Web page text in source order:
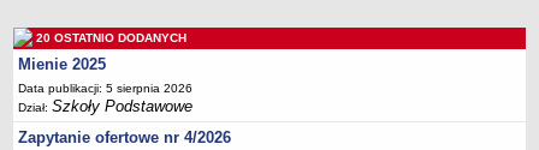
Specjalny Ośrodek nr 5
BURSA MIEJSKA
Dane podstawowe
Statut
20 OSTATNIO DODANYCH
Mienie 2025
Data publikacji: 5 sierpnia 2026
Dział:Szkoły Podstawowe
Zapytanie ofertowe nr 4/2026